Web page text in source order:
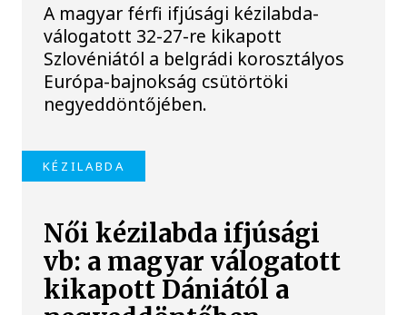
A magyar férfi ifjúsági kézilabda-
válogatott 32-27-re kikapott
Szlovéniától a belgrádi korosztályos
Európa-bajnokság csütörtöki
negyeddöntőjében.
KÉZILABDA
Női kézilabda ifjúsági
vb: a magyar válogatott
kikapott Dániától a